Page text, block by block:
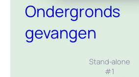
Ondergronds
gevangen
Stand-alone
#1